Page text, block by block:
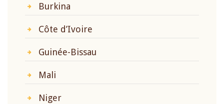
Burkina
Côte d’Ivoire
Guinée-Bissau
Mali
Niger